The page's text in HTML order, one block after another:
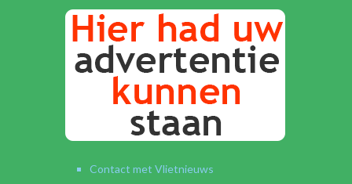
Contact met Vlietnieuws